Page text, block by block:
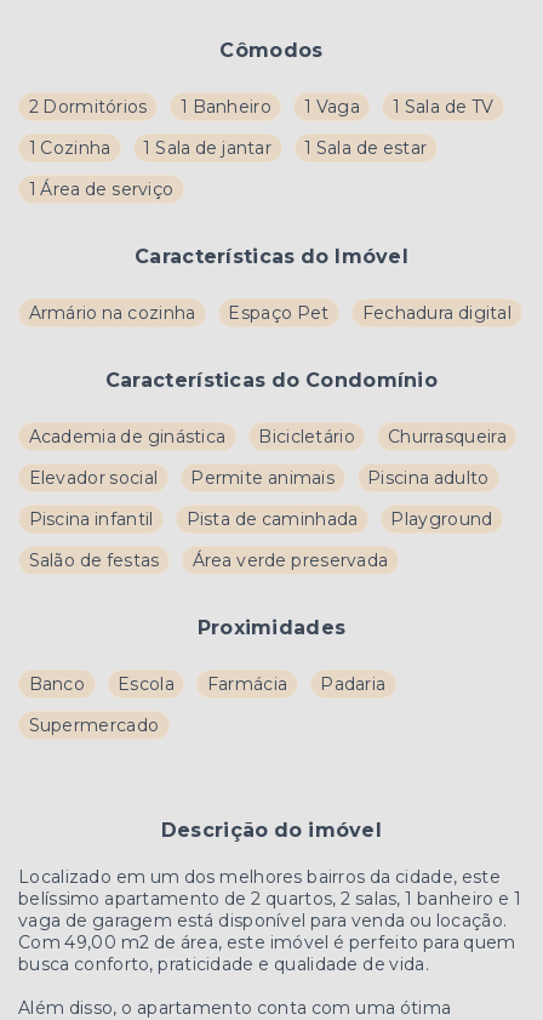
Cômodos
2 Dormitórios 1 Banheiro 1 Vaga
1 Sala de TV
1 Cozinha
1 Sala de jantar
1 Sala de estar
1 Área de serviço
Características do Imóvel
Armário na cozinha Espaço Pet Fechadura digital
Características do Condomínio
Academia de ginástica Bicicletário
Churrasqueira
Elevador social
Permite animais
Piscina adulto
Piscina infantil
Pista de caminhada
Playground
Salão de festas
Área verde preservada
Proximidades
Banco Escola Farmácia
Padaria
Supermercado
Descrição do imóvel
Localizado em um dos melhores bairros da cidade, este
belíssimo apartamento de 2 quartos, 2 salas, 1 banheiro e 1
vaga de garagem está disponível para venda ou locação.
Com 49,00 m2 de área, este imóvel é perfeito para quem
busca conforto, praticidade e qualidade de vida.
Além disso, o apartamento conta com uma ótima